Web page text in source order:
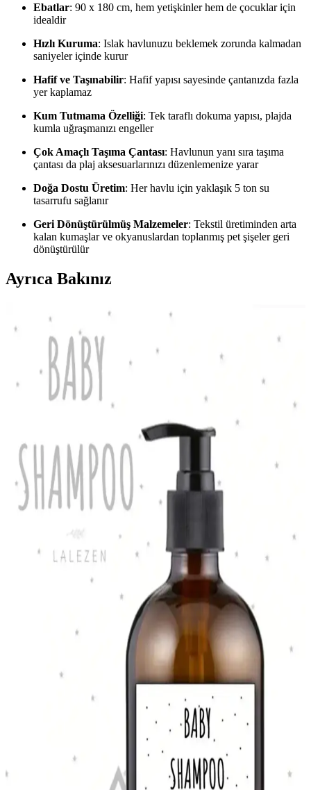
Ebatlar: 90 x 180 cm, hem yetişkinler hem de çocuklar için
idealdir
Hızlı Kuruma: Islak havlunuzu beklemek zorunda kalmadan
saniyeler içinde kurur
Hafif ve Taşınabilir: Hafif yapısı sayesinde çantanızda fazla
yer kaplamaz
Kum Tutmama Özelliği: Tek taraflı dokuma yapısı, plajda
kumla uğraşmanızı engeller
Çok Amaçlı Taşıma Çantası: Havlunun yanı sıra taşıma
çantası da plaj aksesuarlarınızı düzenlemenize yarar
Doğa Dostu Üretim: Her havlu için yaklaşık 5 ton su
tasarrufu sağlanır
Geri Dönüştürülmüş Malzemeler: Tekstil üretiminden arta
kalan kumaşlar ve okyanuslardan toplanmış pet şişeler geri
dönüştürülür
Ayrıca Bakınız
Quiksilver Back2School Sırt Çantası: Dayanıklı ve
Ergonomik Tasarım Özellikleri
Quiksilver Back2School Backpack, geniş hacmi, ergonomik
tasarımı ve çevre dostu malzemeleriyle günlük ve okul kullanımı için
ideal, dayanıklı ve şık bir sırt çantasıdır.
Çevre Dostu Plaj Havluları Karşılaştırması: Mare
Viva ve Maris Amber özellikleri
İki doğa dostu plaj havlusu olan Mare Viva ve Maris Amber'in
özellikleri, avantajları ve kullanıcı yorumlarıyla detaylı
karşılaştırması. Sürdürülebilirlik ve fonksiyonellik ön planda.
Vienev Etiketli Foly Kare Erzak Saklama Kabı Seti:
Vienev markasının 12 parçalık şık ve dayanıklı saklama kabı seti,
tazelik ve düzen sağlar. Hava geçirmez kapaklar ve etiketlerle
kullanışlı, hijyenik ve estetik mutfak çözümleri sunar.
Çevre Dostu Plaj Havluları Karşılaştırması: Green
Petition Delmor Fit Capri ve Maris Ruby
İki sürdürülebilir plaj havlusu, farklı boyut ve tasarımlarla doğa
dostu tatil deneyimi sunuyor. Hafif, hızlı kuruyan ve kum tutmayan
özellikleriyle plajda konfor sağlıyorlar.
QNİAY Silikon Dondurma Kalıbı Magnum Modeli:
Sağlıklı ve Dayanıklı Mutfak Arkadaşı
Yüksek kaliteli silikon malzemeden üretilen QNİAY Magnum
modeli dondurma kalıbı, güvenli, çevre dostu ve kullanımı kolay
özellikleriyle mutfağınıza pratiklik katıyor.